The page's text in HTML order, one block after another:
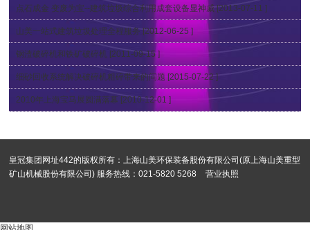
点石成金 变废为宝--建筑垃圾综合利用成套设备显神威 [2013-07-11 ]
山美一站式建筑垃圾处理全程服务[2012-06-25 ]
钢渣破碎机和铁矿破碎机 [2011-09-15 ]
细砂回收系统解决破碎机粗碎带来的问题 [2015-07-22 ]
2010年上海宝马展圆满落幕 [2010-12-01 ]
皇冠集团网址442的版权所有：上海山美环保装备股份有限公司(原上海山美重型
矿山机械股份有限公司) 服务热线：021-5820 5268
营业执照
网站地图